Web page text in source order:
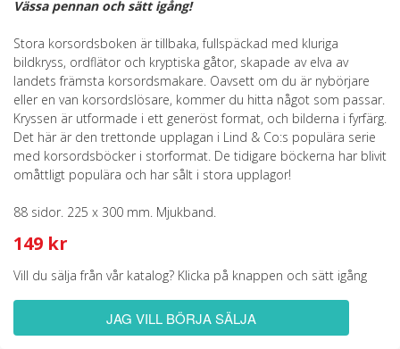
Vässa pennan och sätt igång!
Stora korsordsboken är tillbaka, fullspäckad med kluriga
bildkryss, ordflätor och kryptiska gåtor, skapade av elva av
landets främsta korsordsmakare. Oavsett om du är nybörjare
eller en van korsordslösare, kommer du hitta något som passar.
Kryssen är utformade i ett generöst format, och bilderna i fyrfärg.
Det här är den trettonde upplagan i Lind & Co:s populära serie
med korsordsböcker i storformat. De tidigare böckerna har blivit
omåttligt populära och har sålt i stora upplagor!
88 sidor. 225 x 300 mm. Mjukband.
149 kr
Vill du sälja från vår katalog? Klicka på knappen och sätt igång
JAG VILL BÖRJA SÄLJA